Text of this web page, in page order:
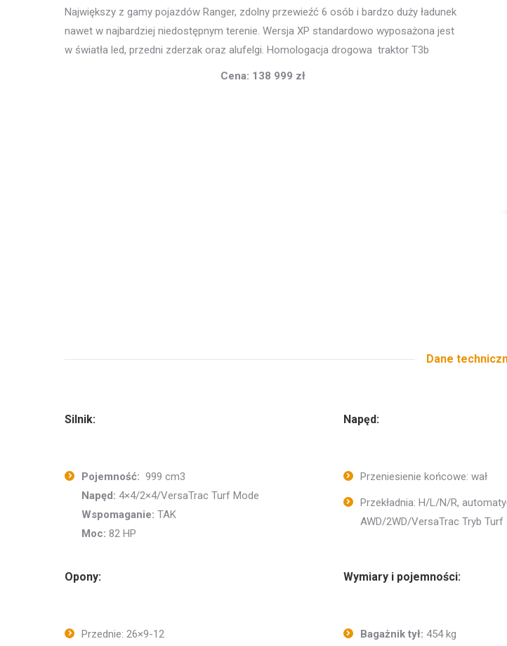
Największy z gamy pojazdów Ranger, zdolny przewieźć 6 osób i bardzo duży ładunek
nawet w najbardziej niedostępnym terenie. Wersja XP standardowo wyposażona jest
w światła led, przedni zderzak oraz alufelgi. Homologacja drogowa traktor T3b
Cena: 138 999 zł
Dane
Silnik:
Pojemność: 999 cm3
Napęd: 4×4/2×4/VersaTrac Turf Mode
Wspomaganie: TAK
Moc: 82 HP
Napęd:
Przeniesienie końcowe: wał
Przekładnia: H/L/N/R,
AWD/2WD/VersaTrac Tryb Turf
Opony:
Przednie: 26×9-12
Wymiary i pojemności:
Bagażnik tył: 454 kg